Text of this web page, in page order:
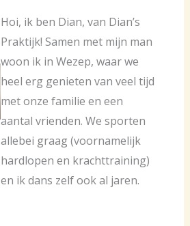
Hoi, ik ben Dian, van Dian’s
Praktijk! Samen met mijn man
woon ik in Wezep, waar we
heel erg genieten van veel tijd
met onze familie en een
aantal vrienden. We sporten
allebei graag (voornamelijk
hardlopen en krachttraining)
en ik dans zelf ook al jaren.